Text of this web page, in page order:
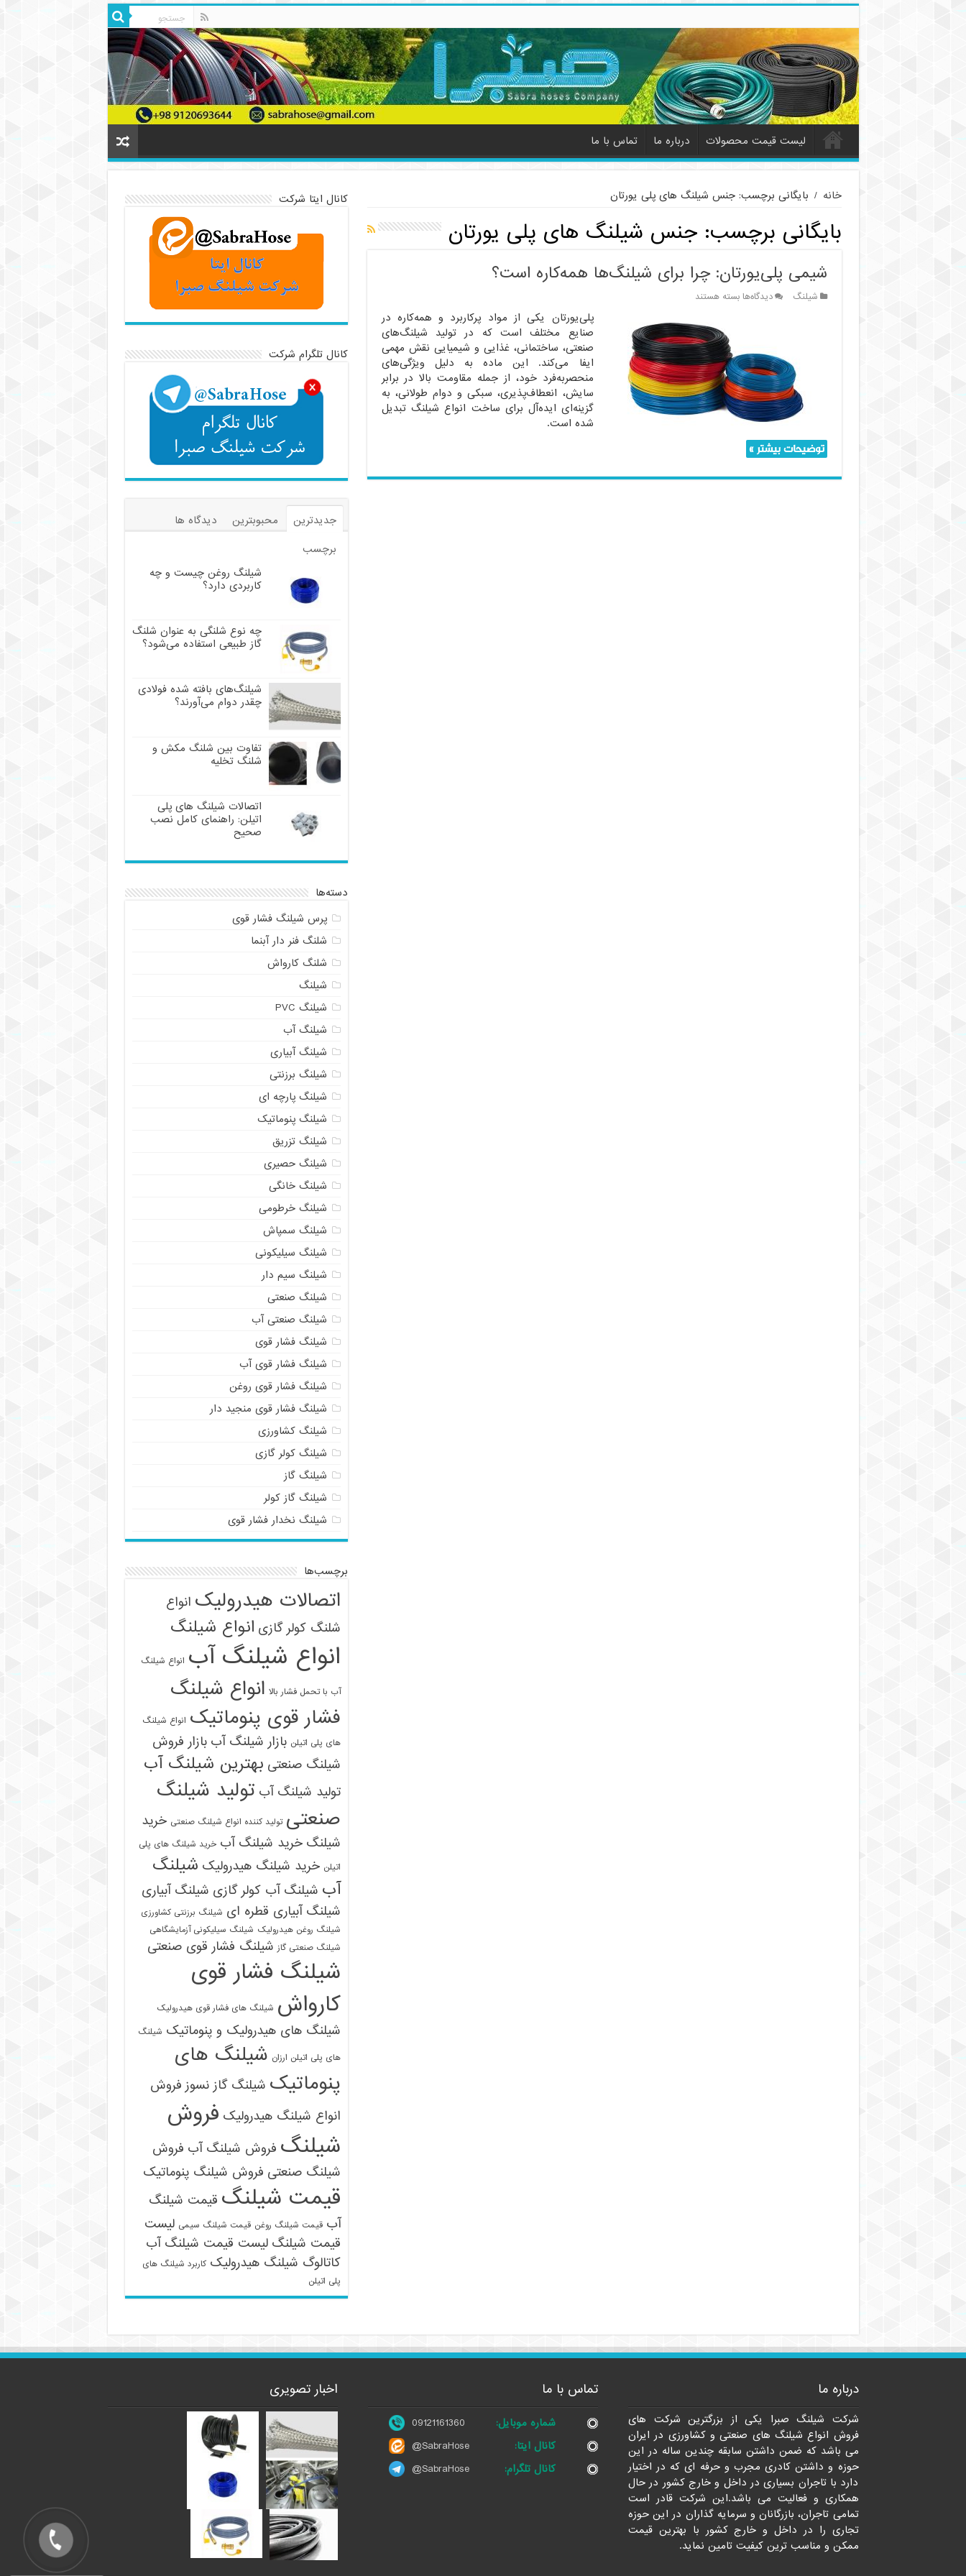
لیست قیمت محصولات درباره ما تماس با ما
خانه / بایگانی برچسب: جنس شیلنگ های پلی یورتان
بایگانی برچسب:جنس شیلنگ های پلی یورتان
شیمی پلی‌یورتان: چرا برای شیلنگ‌ها همه‌کاره است؟
شیلنگ دیدگاه‌هابرای
پلی‌یورتان:
چرا
برای
شیلنگ‌ها
همه‌کاره
است؟
بسته هستند
پلی‌یورتان یکی از مواد پرکاربرد و همه‌کاره در
صنایع مختلف است که در تولید شیلنگ‌های
صنعتی، ساختمانی، غذایی و شیمیایی نقش مهمی
ایفا می‌کند. این ماده به دلیل ویژگی‌های
منحصر‌به‌فرد خود، از جمله مقاومت بالا در برابر
سایش، انعطاف‌پذیری، سبکی و دوام طولانی، به
گزینه‌ای ایده‌آل برای ساخت انواع شیلنگ تبدیل
شده است.
توضیحات بیشتر »
کانال ایتا شرکت
کانال تلگرام شرکت
جدیدترین محبوبترین
دیدگاه ها
برچسب
شیلنگ روغن چیست و چه
کاربردی دارد؟
چه نوع شلنگی به عنوان شلنگ
گاز طبیعی استفاده می‌شود؟
شیلنگ‌های بافته شده فولادی
چقدر دوام می‌آورند؟
تفاوت بین شلنگ مکش و
شلنگ تخلیه
اتصالات شیلنگ های پلی
اتیلن: راهنمای کامل نصب
صحیح
دسته‌ها
پرس شیلنگ فشار قوی
شلنگ فنر دار آبنما
شلنگ کارواش
شیلنگ
شیلنگ PVC
شیلنگ آب
شیلنگ آبیاری
شیلنگ برزنتی
شیلنگ پارچه ای
شیلنگ پنوماتیک
شیلنگ تزریق
شیلنگ حصیری
شیلنگ خانگی
شیلنگ خرطومی
شیلنگ سمپاش
شیلنگ سیلیکونی
شیلنگ سیم دار
شیلنگ صنعتی
شیلنگ صنعتی آب
شیلنگ فشار قوی
شیلنگ فشار قوی آب
شیلنگ فشار قوی روغن
شیلنگ فشار قوی منجید دار
شیلنگ کشاورزی
شیلنگ کولر گازی
شیلنگ گاز
شیلنگ گاز کولر
شیلنگ نخدار فشار قوی
برچسب‌ها
اتصالات هیدرولیک انواع
شلنگ کولر گازی انواع شیلنگ
انواع شیلنگ آب انواع شیلنگ
آب با تحمل فشار بالا انواع شیلنگ
فشار قوی پنوماتیک انواع شیلنگ
های پلی اتیلن بازار شیلنگ آب بازار فروش
شیلنگ صنعتی بهترین شیلنگ آب
تولید شیلنگ آب تولید شیلنگ
صنعتی تولید کننده انواع شیلنگ صنعتی خرید
شیلنگ خرید شیلنگ آب خرید شیلنگ های پلی
اتیلن خرید شیلنگ هیدرولیک شیلنگ
آب شیلنگ آب کولر گازی شیلنگ آبیاری
شیلنگ آبیاری قطره ای شیلنگ برزنتی کشاورزی
شیلنگ روغن هیدرولیک شیلنگ سیلیکونی آزمایشگاهی
شیلنگ صنعتی گاز شیلنگ فشار قوی صنعتی
شیلنگ فشار قوی
کارواش شیلنگ های فشار قوی هیدرولیک
شیلنگ های هیدرولیک و پنوماتیک شیلنگ
های پلی اتیلن ارزان شیلنگ های
پنوماتیک شیلنگ گاز نسوز فروش
انواع شیلنگ هیدرولیک فروش
شیلنگ فروش شیلنگ آب فروش
شیلنگ صنعتی فروش شیلنگ پنوماتیک
قیمت شیلنگ قیمت شیلنگ
آب قیمت شیلنگ روغن قیمت شیلنگ سیمی لیست
قیمت شیلنگ لیست قیمت شیلنگ آب
کاتالوگ شیلنگ هیدرولیک کاربرد شیلنگ های
پلی اتیلن
درباره ما
شرکت شیلنگ صبرا یکی از بزرگترین شرکت های
فروش انواع شیلنگ های صنعتی و کشاورزی در ایران
می باشد که ضمن داشتن سابقه چندین ساله در این
حوزه و داشتن کادری مجرب و حرفه ای که در اختیار
دارد با تاجران بسیاری در داخل و خارج کشور در حال
همکاری و فعالیت می باشد.این شرکت قادر است
تمامی تاجران، بازرگانان و سرمایه گذاران در این حوزه
تجاری را در داخل و خارج کشور با بهترین قیمت
ممکن و مناسب ترین کیفیت تامین نماید.
تماس با ما
شماره موبایل:
09121161360
کانال ایتا:
@SabraHose
کانال تلگرام:
@SabraHose
اخبار تصویری